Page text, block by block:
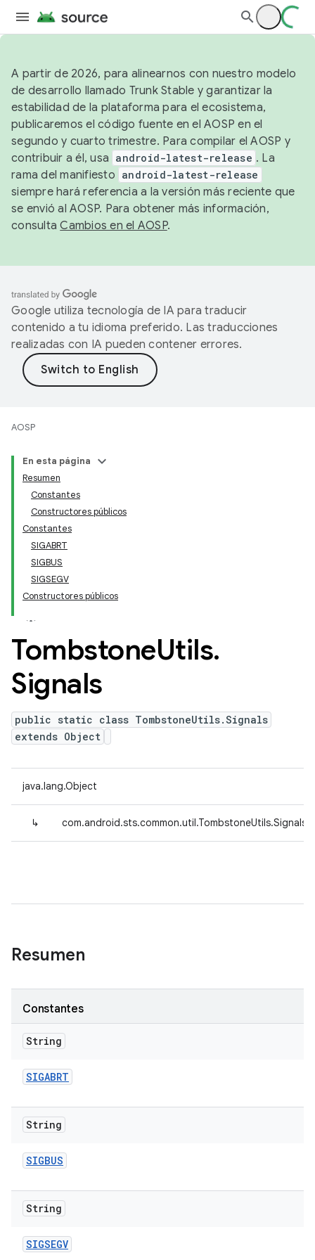
A partir de 2026, para alinearnos con nuestro modelo
de desarrollo llamado Trunk Stable y garantizar la
estabilidad de la plataforma para el ecosistema,
publicaremos el código fuente en el AOSP en el
segundo y cuarto trimestre. Para compilar el AOSP y
contribuir a él, usa android-latest-release . La
rama del manifiesto android-latest-release
siempre hará referencia a la versión más reciente que
se envió al AOSP. Para obtener más información,
consultaCambios en el AOSP.
Google utiliza tecnología de IA para traducir
contenido a tu idioma preferido. Las traducciones
realizadas con IA pueden contener errores.
AOSP
En esta página
Resumen
Constantes
Constructores públicos
Constantes
SIGABRT
SIGBUS
SIGSEGV
Constructores públicos
TombstoneUtils.
Signals
public static class TombstoneUtils.Signals
extends Object
java.lang.Object
↳ com.android.sts.common.util.TombstoneUtils.Signals
Resumen
Constantes
String
SIGABRT
String
SIGBUS
String
SIGSEGV